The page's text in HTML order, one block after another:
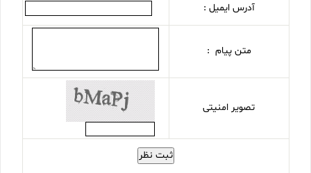
آدرس ایمیل :
متن پیام :
تصویر امنیتی
ثبت نظر